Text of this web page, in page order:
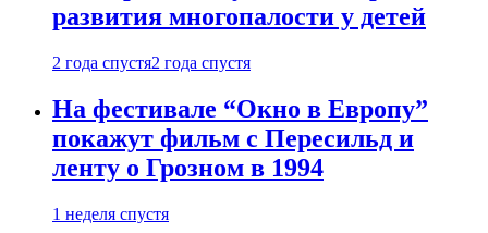
развития многопалости у детей
2 года спустя2 года спустя
На фестивале “Окно в Европу”
покажут фильм с Пересильд и
ленту о Грозном в 1994
1 неделя спустя